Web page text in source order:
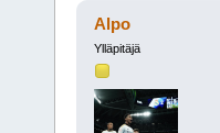
Alpo
Ylläpitäjä